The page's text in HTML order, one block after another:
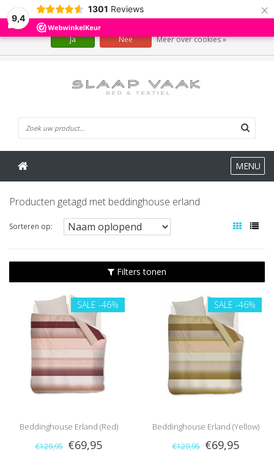
9,4
1301 Reviews ×
MENU
Producten getagd met beddinghouse erland
Sorteren op:
Filters tonen
SALE -46%
Beddinghouse Erland (Red)
€129,95 €69,95
SALE -46%
Beddinghouse Erland (Yellow)
€129,95 €69,95
Wij slaan cookies op om onze website te verbeteren. Is dat akkoord?
Ja Nee Meer over cookies »